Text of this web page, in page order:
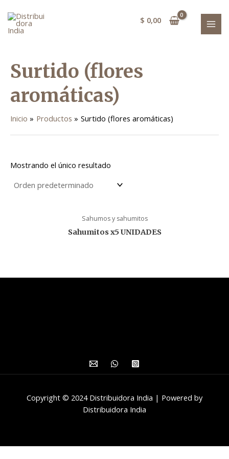
contenido
$ 0,00
Surtido (flores
aromáticas)
Inicio Productos Surtido (flores aromáticas)
Mostrando el único resultado
Sahumos y sahumitos
Sahumitos x5 UNIDADES
Copyright © 2024 Distribuidora India | Powered by
Distribuidora India